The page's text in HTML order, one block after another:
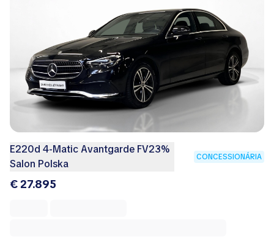
E220d 4-Matic Avantgarde FV23%
Salon Polska
CONCESSIONÁRIA
€ 27.895